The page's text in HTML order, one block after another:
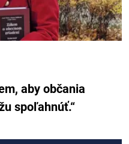
aby občania
spoľahnúť.“